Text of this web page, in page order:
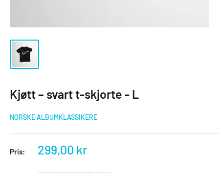
Kjøtt – svart t-skjorte - L
NORSKE ALBUMKLASSIKERE
Pris: Salgspris
299,00 kr